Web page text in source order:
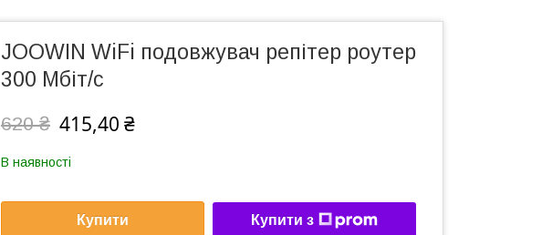
JOOWIN WiFi подовжувач репітер роутер
300 Мбіт/c
620 ₴ 415,40 ₴
В наявності
Купити Купити з